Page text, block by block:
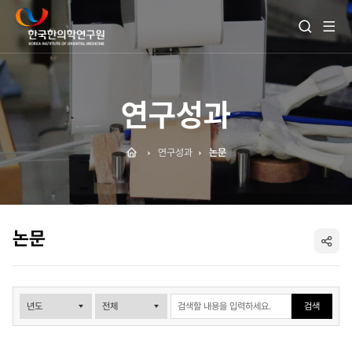
색
열
기
체
보
기
연구성과
논문
Home연구성과 논문
공
검색